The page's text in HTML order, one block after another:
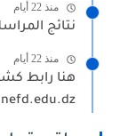
منذ 22 أيام
نتائج المراسلة 2026 onefd.edu.dz resultat
منذ 22 أيام